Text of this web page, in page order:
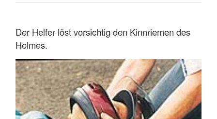
Der Helfer löst vorsichtig den Kinnriemen des
Helmes.